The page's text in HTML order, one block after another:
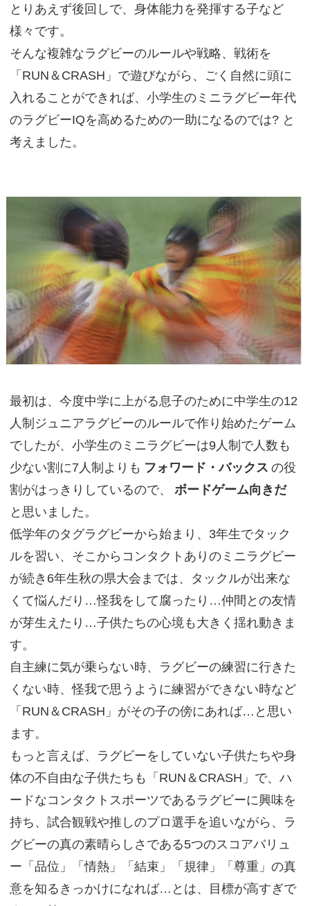
とりあえず後回しで、身体能力を発揮する子など
様々です。
そんな複雑なラグビーのルールや戦略、戦術を
「RUN＆CRASH」で遊びながら、ごく自然に頭に
入れることができれば、小学生のミニラグビー年代
のラグビーIQを高めるための一助になるのでは? と
考えました。
最初は、今度中学に上がる息子のために中学生の12
人制ジュニアラグビーのルールで作り始めたゲーム
でしたが、小学生のミニラグビーは9人制で人数も
少ない割に7人制よりも フォワード・バックス の役
割がはっきりしているので、
ボードゲーム向きだ
と思いました。
低学年のタグラグビーから始まり、3年生でタック
ルを習い、そこからコンタクトありのミニラグビー
が続き6年生秋の県大会までは、タックルが出来な
くて悩んだり…怪我をして腐ったり…仲間との友情
が芽生えたり…子供たちの心境も大きく揺れ動きま
す。
自主練に気が乗らない時、ラグビーの練習に行きた
くない時、怪我で思うように練習ができない時など
「RUN＆CRASH」がその子の傍にあれば…と思い
ます。
もっと言えば、ラグビーをしていない子供たちや身
体の不自由な子供たちも「RUN＆CRASH」で、ハ
ードなコンタクトスポーツであるラグビーに興味を
持ち、試合観戦や推しのプロ選手を追いながら、ラ
グビーの真の素晴らしさである5つのスコアバリュ
ー「品位」「情熱」「結束」「規律」「尊重」の真
意を知るきっかけになれば…とは、目標が高すぎで